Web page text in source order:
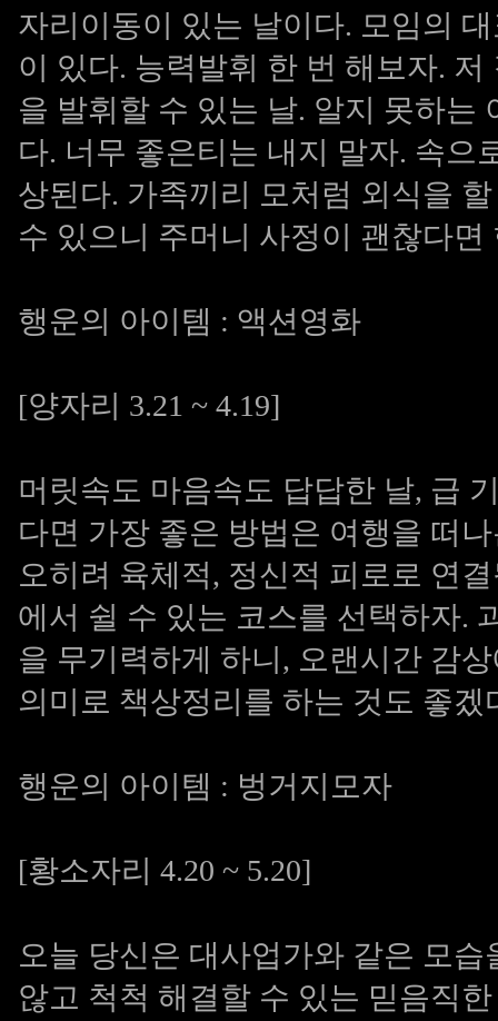
자리이동이 있는 날이다. 모임의
이 있다. 능력발휘 한 번 해보자.
을 발휘할 수 있는 날. 알지 못하는
다. 너무 좋은티는 내지 말자. 속으
상된다. 가족끼리 모처럼 외식을
수 있으니 주머니 사정이 괜찮다면
행운의 아이템 : 액션영화
[양자리 3.21 ~ 4.19]
머릿속도 마음속도 답답한 날, 급
다면 가장 좋은 방법은 여행을 떠
오히려 육체적, 정신적 피로로 연
에서 쉴 수 있는 코스를 선택하자.
을 무기력하게 하니, 오랜시간 감
의미로 책상정리를 하는 것도 좋겠
행운의 아이템 : 벙거지모자
[황소자리 4.20 ~ 5.20]
오늘 당신은 대사업가와 같은 모
않고 척척 해결할 수 있는 믿음직